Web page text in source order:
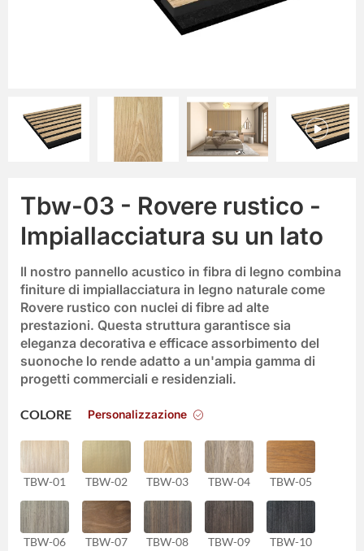
Tbw-03 - Rovere rustico -
Impiallacciatura su un lato
Il nostro pannello acustico in fibra di legno combina
finiture di impiallacciatura in legno naturale come
Rovere rustico con nuclei di fibre ad alte
prestazioni. Questa struttura garantisce sia
eleganza decorativa eefficace assorbimento del
suonoche lo rende adatto a un'ampia gamma di
progetti commerciali e residenziali.
COLORE Personalizzazione
TBW-01 TBW-02 TBW-03 TBW-04 TBW-05
TBW-06 TBW-07 TBW-08 TBW-09 TBW-10